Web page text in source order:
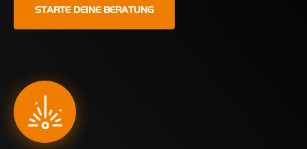
STARTE DEINE BERATUNG